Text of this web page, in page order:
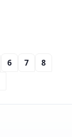
6 7
8